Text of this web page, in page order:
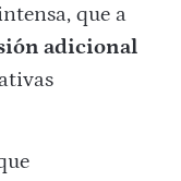
que a
adicional